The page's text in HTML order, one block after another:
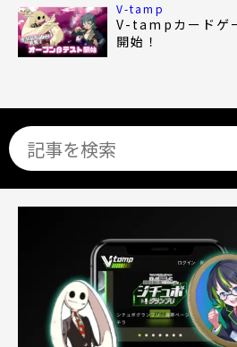
V-tamp
V-tampカードゲ
開始！